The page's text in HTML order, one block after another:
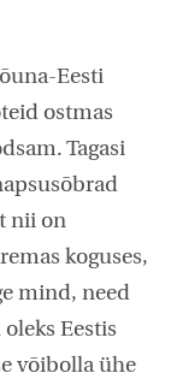
Eesti
ostmas
Tagasi
nii on
koguses,
mind, need
Eestis
võibolla ühe